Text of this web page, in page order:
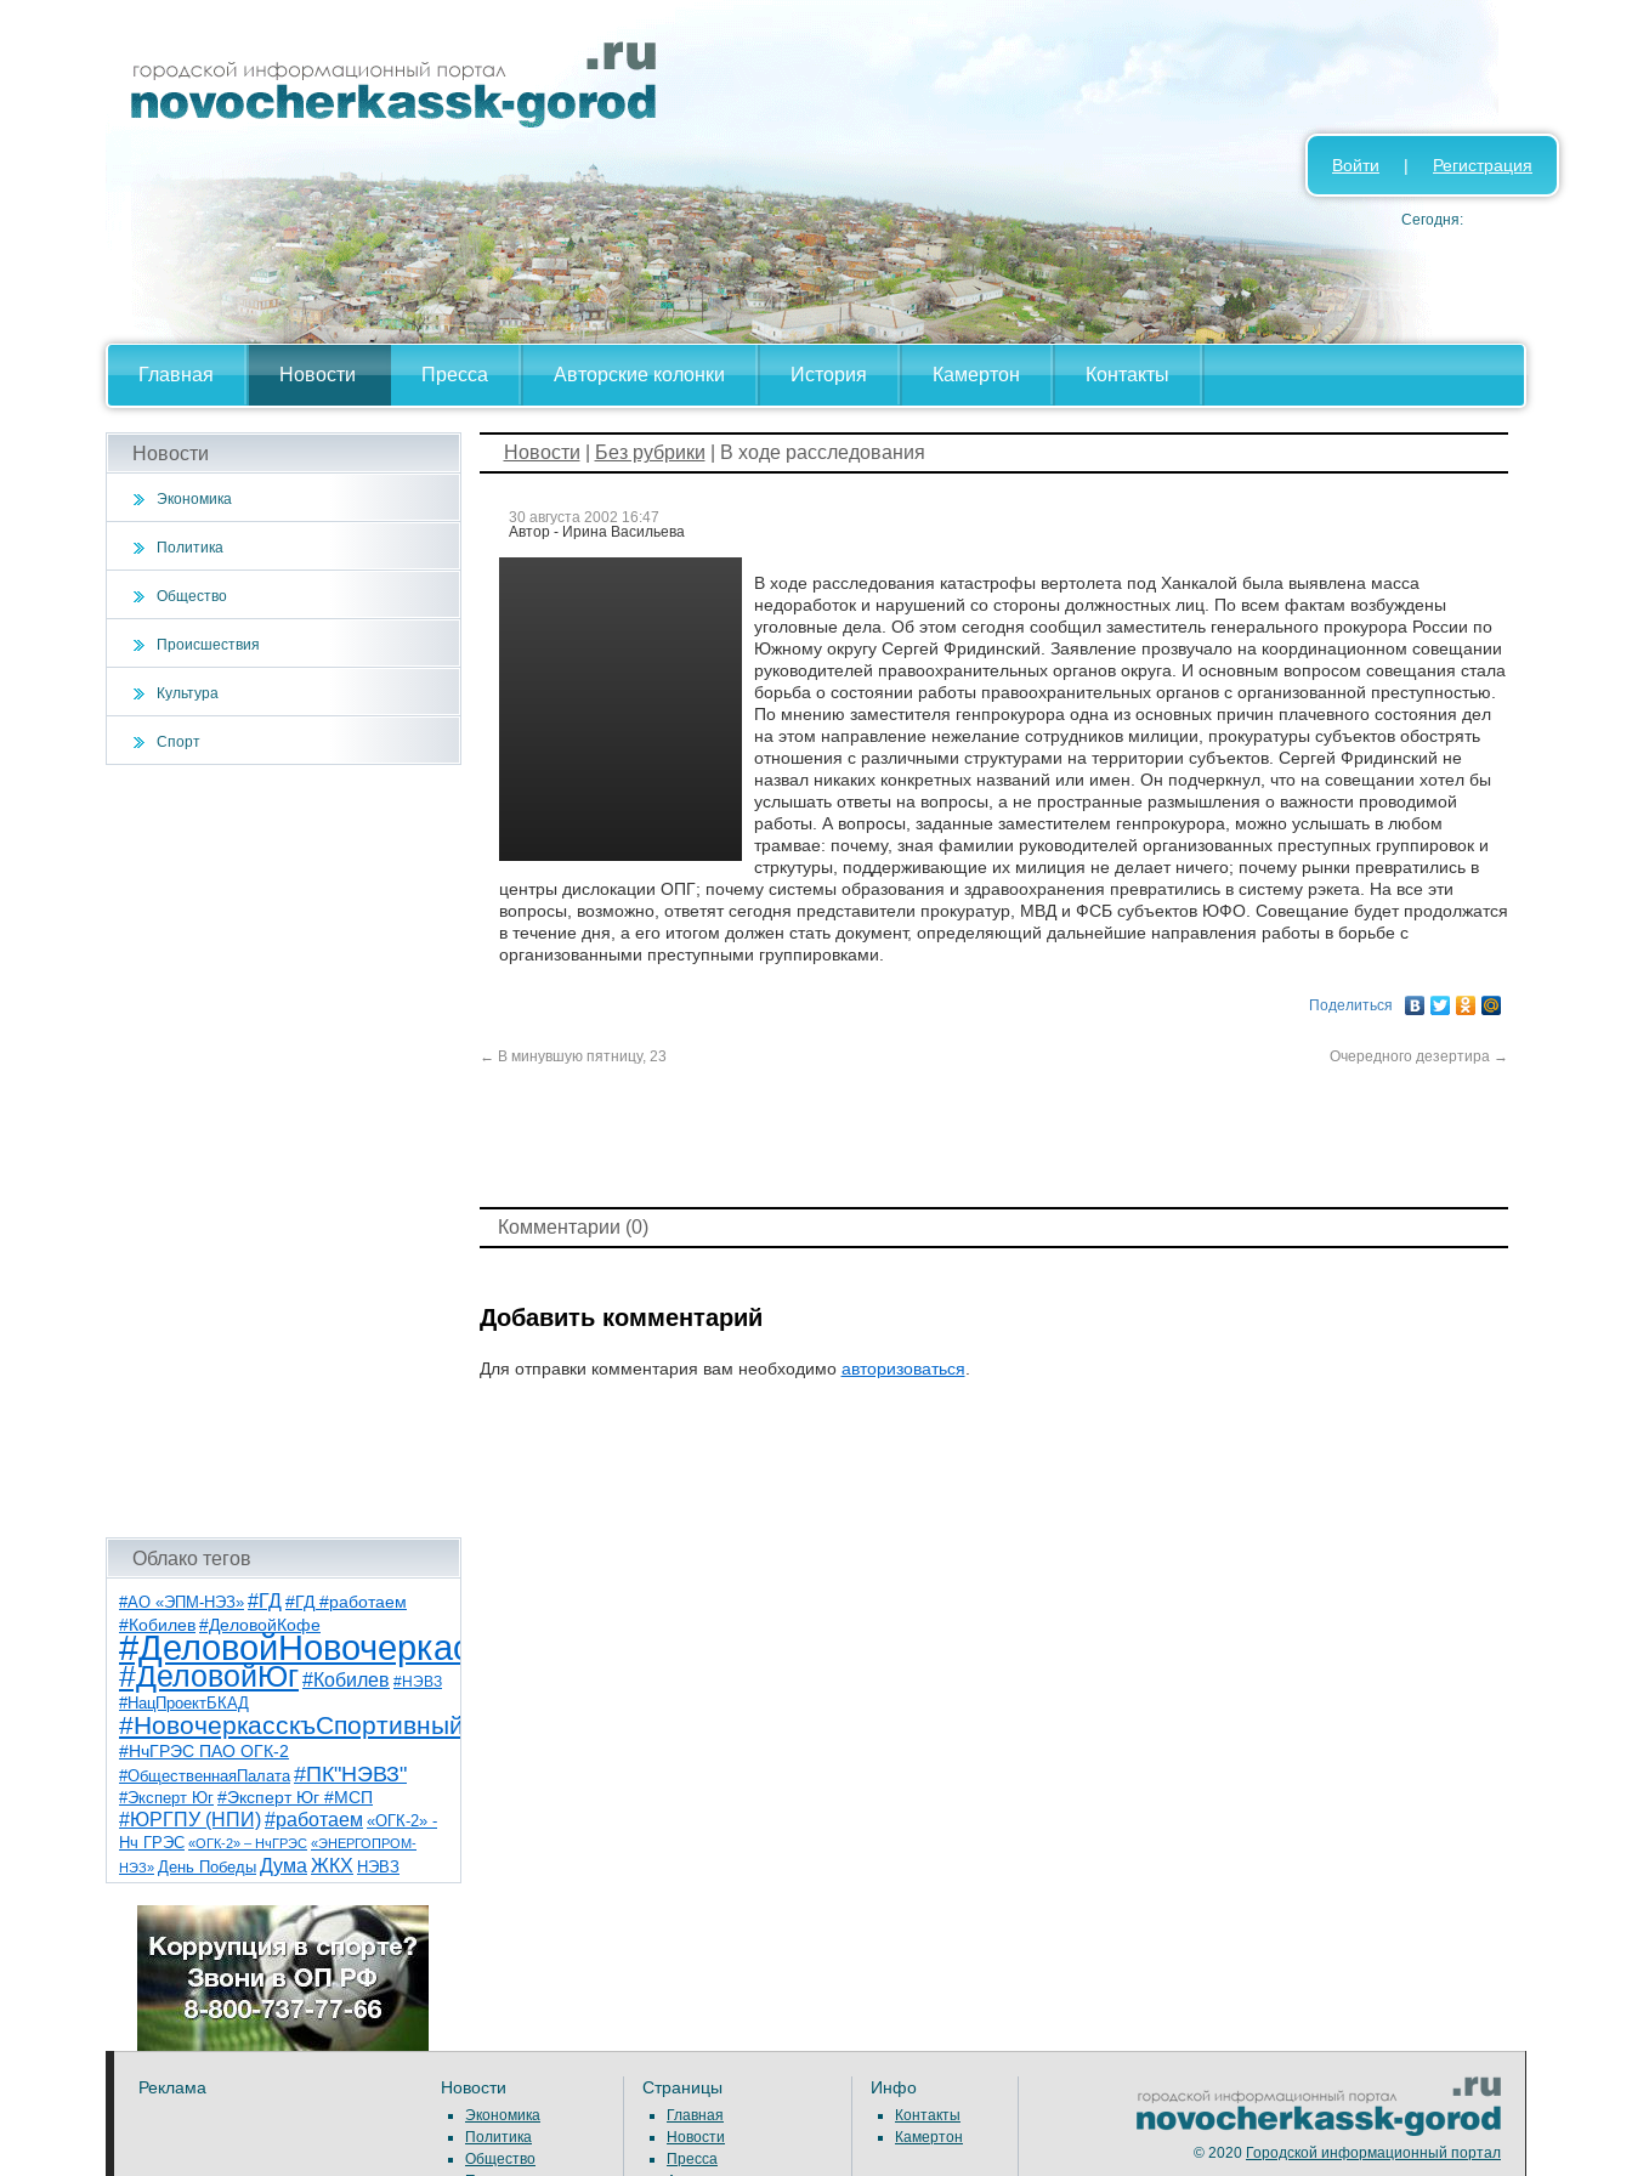
Главная Новости Пресса Авторские колонки История Камертон Контакты
Войти | Регистрация
Сегодня:
Новости
Экономика
Политика
Общество
Происшествия
Культура
Спорт
Облако тегов
#АО «ЭПМ-НЭЗ» #ГД #ГД #работаем
#Кобилев #ДеловойКофе
#ДеловойНовочеркасск
#ДеловойЮг#Кобилев #НЭВЗ
#НацПроектБКАД
#НовочеркасскъСпортивный
#НчГРЭС ПАО ОГК-2
#ОбщественнаяПалата #ПК"НЭВЗ"
#Эксперт Юг #Эксперт Юг #МСП
#ЮРГПУ (НПИ)#работаем «ОГК-2» -
Нч ГРЭС «ОГК-2» – НчГРЭС «ЭНЕРГОПРОМ-
НЭЗ» День Победы Дума ЖКХ НЭВЗ
НчГРЭС ТНТ
благоустройствоветераны выборы
детидороги казаки коррупция космос
общественная палата парк пожар роща
спорт театр транспорт художники
Новости Без рубрики | В ходе расследования
30 августа 2002 16:47
Автор - Ирина Васильева
В ходе расследования катастрофы вертолета под Ханкалой была выявлена масса
недоработок и нарушений со стороны должностных лиц. По всем фактам возбуждены
уголовные дела. Об этом сегодня сообщилзаместитель генерального прокурора России по
Южному округу Сергей Фридинский. Заявление прозвучало на координационном совещании
руководителей правоохранительных органов округа. И основным вопросом совещания стала
борьба о состоянии работы правоохранительных органов с организованной преступностью.
По мнению заместителя генпрокурора одна из основных причин плачевного состояния дел
на этом направление нежелание сотрудников милиции, прокуратуры субъектов обострять
отношения с различными структурами на территории субъектов. Сергей Фридинский не
назвал никаких конкретных названий или имен. Он подчеркнул, что на совещании хотел бы
услышать ответы на вопросы, а не пространные размышления о важности проводимой
работы. А вопросы, заданные заместителем генпрокурора, можно услышать в любом
трамвае: почему, зная фамилии руководителей организованных преступных группировок и
стркутуры, поддерживающие их милиция не делает ничего; почему рынки превратились в
центры дислокации ОПГ; почему системы образования и здравоохранения превратились в систему рэкета. На все эти
вопросы, возможно, ответят сегодня представители прокуратур, МВД и ФСБ субъектов ЮФО. Совещание будет продолжатся
в течение дня, а его итогом должен стать документ, определяющий дальнейшие направления работы в борьбе с
организованными преступными группировками.
Поделиться
← В минувшую пятницу, 23 Очередного дезертира →
Комментарии (0)
Добавить комментарий
Для отправки комментария вам необходимо авторизоваться.
Реклама Новости
Экономика
Политика
Общество
Страницы
Главная
Новости
Пресса
Инфо
Контакты
Камертон
© 2020 Городской информационный портал